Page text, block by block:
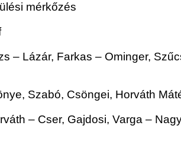
mérkőzés
– Lázár, Farkas – Ominger,
Szabó, Csöngei, Horváth
– Cser, Gajdosi, Varga –